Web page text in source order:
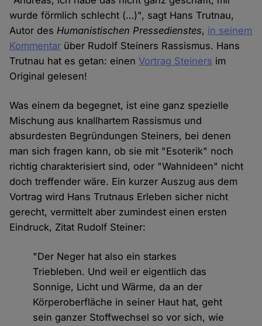
wurde förmlich schlecht (…)", sagt Hans Trutnau,
Autor desHumanistischen Pressedienstes, in seinem
Kommentar über Rudolf Steiners Rassismus. Hans
Trutnau hat es getan: einenVortrag Steiners im
Original gelesen!
Was einem da begegnet, ist eine ganz spezielle
Mischung aus knallhartem Rassismus und
absurdesten Begründungen Steiners, bei denen
man sich fragen kann, ob sie mit "Esoterik" noch
richtig charakterisiert sind, oder "Wahnideen" nicht
doch treffender wäre. Ein kurzer Auszug aus dem
Vortrag wird Hans Trutnaus Erleben sicher nicht
gerecht, vermittelt aber zumindest einen ersten
Eindruck, Zitat Rudolf Steiner:
"Der Neger hat also ein starkes
Triebleben. Und weil er eigentlich das
Sonnige, Licht und Wärme, da an der
Körperoberfläche in seiner Haut hat, geht
sein ganzer Stoffwechsel so vor sich, wie